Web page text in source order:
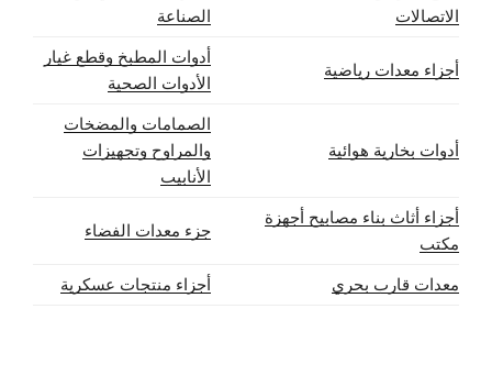
الاتصالات
الصناعة
أجزاء معدات رياضية
أدوات المطبخ وقطع غيار
الأدوات الصحية
أدوات بخارية هوائية
الصمامات والمضخات
والمراوح وتجهيزات
الأنابيب
أجزاء أثاث بناء مصابيح أجهزة
مكتب
جزء معدات الفضاء
معدات قارب بحري أجزاء منتجات عسكرية